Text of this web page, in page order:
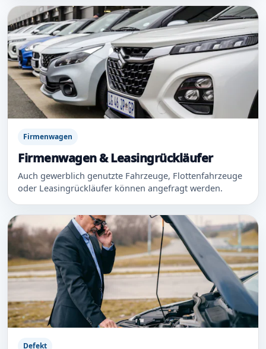
Firmenwagen
Firmenwagen & Leasingrückläufer
Auch gewerblich genutzte Fahrzeuge, Flottenfahrzeuge
oder Leasingrückläufer können angefragt werden.
Defekt